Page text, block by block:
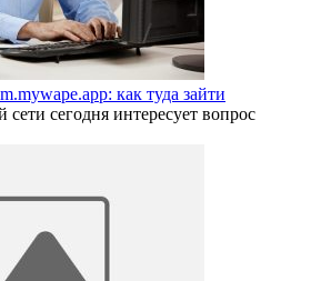
как туда зайти
сегодня интересует вопрос